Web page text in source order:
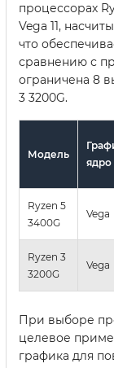
процессорах
Vega 11,
что
сравнению с
ограничена 8
3 3200G.
Модель
ядро
Ryzen 5
3400G
Vega
Ryzen 3
3200G
Vega
При выборе
целевое
графика для